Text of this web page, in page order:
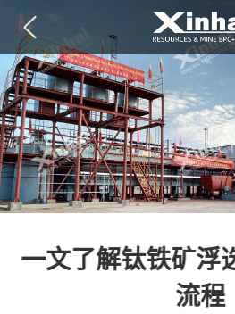
一文了解钛铁矿浮
流程